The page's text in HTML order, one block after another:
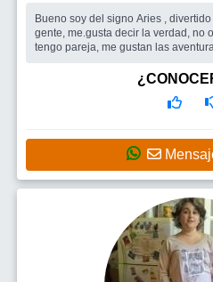
Bueno soy del signo Aries , divertido , me gusta salir y conocer
gente, me.gusta decir la verdad, no oculto nada, hijo unico, no
tengo pareja, me gustan las aventuras Me.gusta mucho el.futbool
Me.gustaria encontrar una